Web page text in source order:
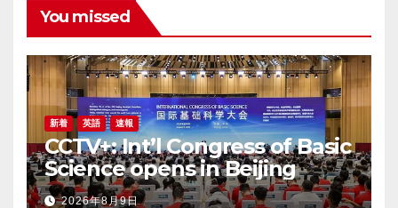
You missed
新着 英語 速報
CCTV+: Int’l Congress of Basic
Science opens in Beijing
2026年8月9日